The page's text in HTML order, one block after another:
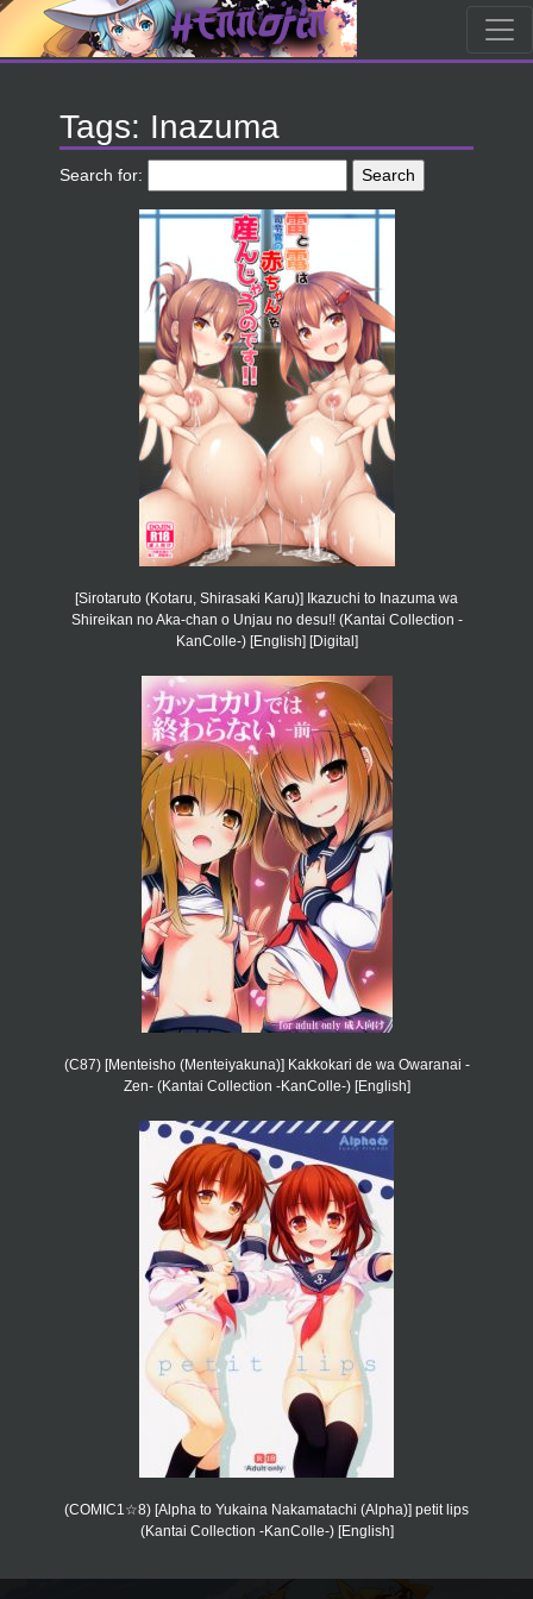
Tags: Inazuma
Search for:
[Sirotaruto (Kotaru, Shirasaki Karu)] Ikazuchi to Inazuma wa
Shireikan no Aka-chan o Unjau no desu!! (Kantai Collection -
KanColle-) [English] [Digital]
(C87) [Menteisho (Menteiyakuna)] Kakkokari de wa Owaranai -
Zen- (Kantai Collection -KanColle-) [English]
(COMIC1☆8) [Alpha to Yukaina Nakamatachi (Alpha)] petit lips
(Kantai Collection -KanColle-) [English]